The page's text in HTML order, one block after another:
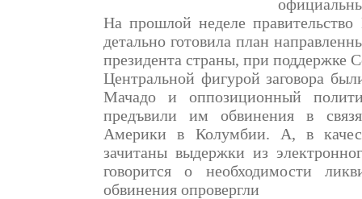
На прошлой неделе
детально готовила план
президента страны, при
Центральной фигурой заговора
Мачадо и оппозиционный
предъвили им обвинения в
Америки в Колумбии. А, в
зачитаны выдержки из
говорится о необходимости
обвинения опровергли